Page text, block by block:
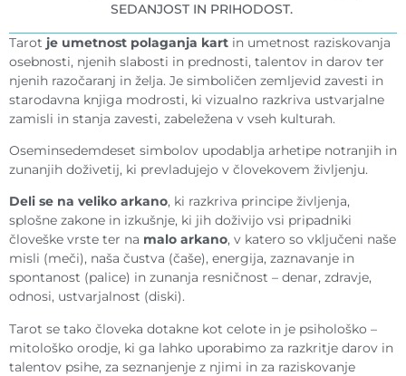
SEDANJOST IN PRIHODOST.
Tarot je umetnost polaganja kart in umetnost raziskovanja
osebnosti, njenih slabosti in prednosti, talentov in darov ter
njenih razočaranj in želja. Je simboličen zemljevid zavesti in
starodavna knjiga modrosti, ki vizualno razkriva ustvarjalne
zamisli in stanja zavesti, zabeležena v vseh kulturah.
Oseminsedemdeset simbolov upodablja arhetipe notranjih in
zunanjih doživetij, ki prevladujejo v človekovem življenju.
Deli se na veliko arkano, ki razkriva principe življenja,
splošne zakone in izkušnje, ki jih doživijo vsi pripadniki
človeške vrste ter na malo arkano, v katero so vključeni naše
misli (meči), naša čustva (čaše), energija, zaznavanje in
spontanost (palice) in zunanja resničnost – denar, zdravje,
odnosi, ustvarjalnost (diski).
Tarot se tako človeka dotakne kot celote in je psihološko –
mitološko orodje, ki ga lahko uporabimo za razkritje darov in
talentov psihe, za seznanjenje z njimi in za raziskovanje